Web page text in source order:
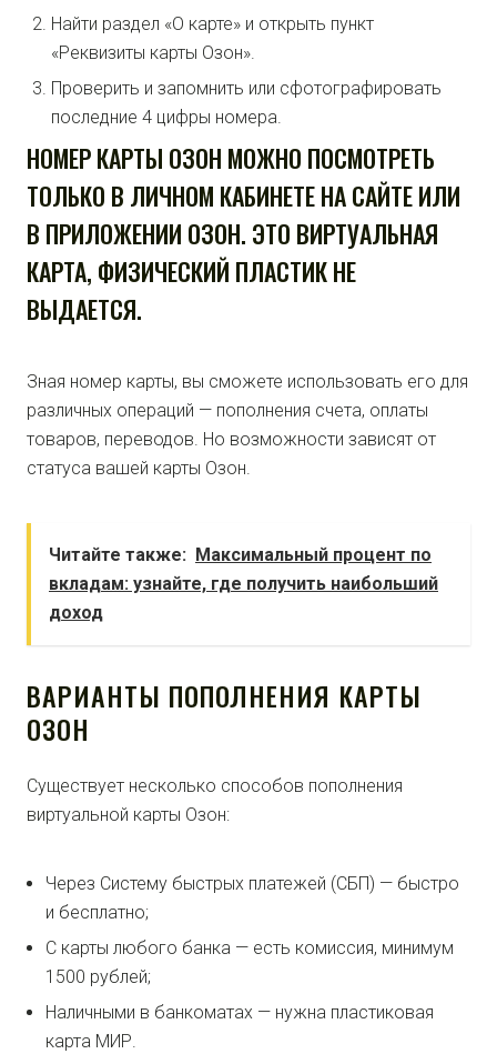
Найти раздел «О карте» и открыть пункт
«Реквизиты карты Озон».
Проверить и запомнить или сфотографировать
последние 4 цифры номера.
НОМЕР КАРТЫ ОЗОН МОЖНО ПОСМОТРЕТЬ
ТОЛЬКО В ЛИЧНОМ КАБИНЕТЕ НА САЙТЕ ИЛИ
В ПРИЛОЖЕНИИ ОЗОН. ЭТО ВИРТУАЛЬНАЯ
КАРТА, ФИЗИЧЕСКИЙ ПЛАСТИК НЕ
ВЫДАЕТСЯ.
Зная номер карты, вы сможете использовать его для
различных операций — пополнения счета, оплаты
товаров, переводов. Но возможности зависят от
статуса вашей карты Озон.
Читайте также: Максимальный процент по
вкладам: узнайте, где получить наибольший
доход
ВАРИАНТЫ ПОПОЛНЕНИЯ КАРТЫ
ОЗОН
Существует несколько способов пополнения
виртуальной карты Озон:
Через Систему быстрых платежей (СБП) — быстро
и бесплатно;
С карты любого банка — есть комиссия, минимум
1500 рублей;
Наличными в банкоматах — нужна пластиковая
карта МИР.